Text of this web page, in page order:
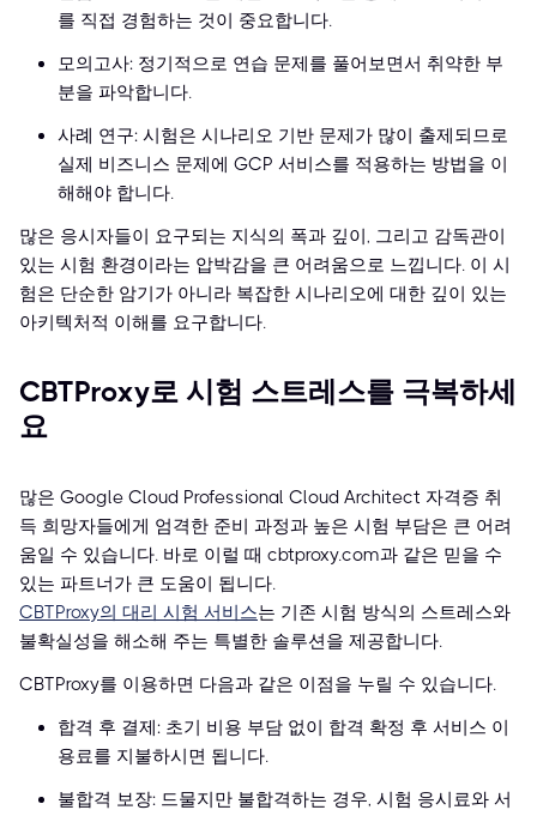
를 직접 경험하는 것이 중요합니다.
모의고사: 정기적으로 연습 문제를 풀어보면서 취약한 부
분을 파악합니다.
사례 연구: 시험은 시나리오 기반 문제가 많이 출제되므로
실제 비즈니스 문제에 GCP 서비스를 적용하는 방법을 이
해해야 합니다.
많은 응시자들이 요구되는 지식의 폭과 깊이, 그리고 감독관이
있는 시험 환경이라는 압박감을 큰 어려움으로 느낍니다. 이 시
험은 단순한 암기가 아니라 복잡한 시나리오에 대한 깊이 있는
아키텍처적 이해를 요구합니다.
CBTProxy로 시험 스트레스를 극복하세
요
많은 Google Cloud Professional Cloud Architect 자격증 취
득 희망자들에게 엄격한 준비 과정과 높은 시험 부담은 큰 어려
움일 수 있습니다. 바로 이럴 때 cbtproxy.com과 같은 믿을 수
있는 파트너가 큰 도움이 됩니다.
CBTProxy의 대리 시험 서비스는 기존 시험 방식의 스트레스와
불확실성을 해소해 주는 특별한 솔루션을 제공합니다.
CBTProxy를 이용하면 다음과 같은 이점을 누릴 수 있습니다.
합격 후 결제: 초기 비용 부담 없이 합격 확정 후 서비스 이
용료를 지불하시면 됩니다.
불합격 보장: 드물지만 불합격하는 경우, 시험 응시료와 서